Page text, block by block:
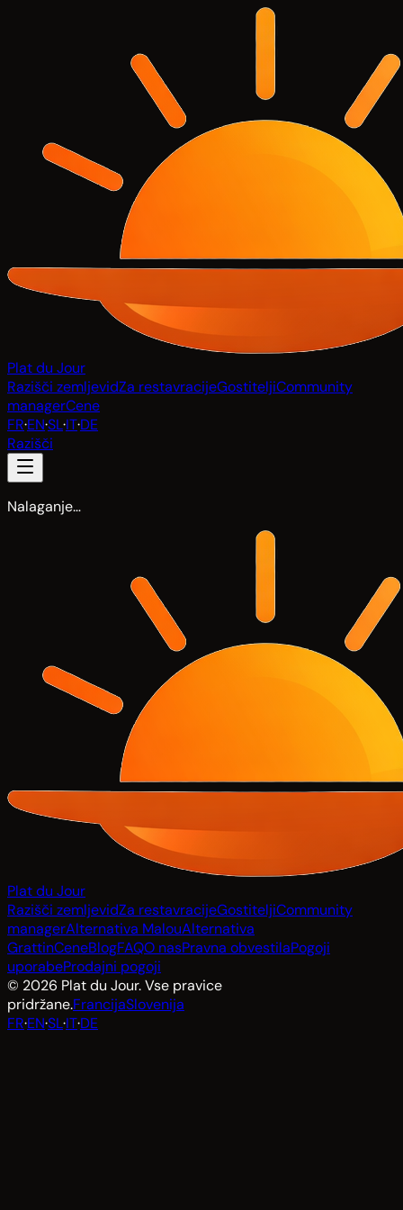
Plat du Jour
Razišči zemljevidZa restavracijeGostiteljiCommunity
managerCene
FR·EN·SL·IT·DE
Razišči
Nalaganje…
Plat du Jour
Razišči zemljevidZa restavracijeGostiteljiCommunity
managerAlternativa MalouAlternativa
GrattinCeneBlogFAQO nasPravna obvestilaPogoji
uporabeProdajni pogoji
© 2026 Plat du Jour. Vse pravice
pridržane.FrancijaSlovenija
FR·EN·SL·IT·DE